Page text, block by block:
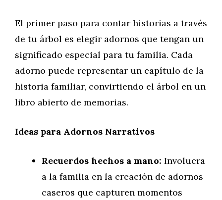
El primer paso para contar historias a través
de tu árbol es elegir adornos que tengan un
significado especial para tu familia. Cada
adorno puede representar un capítulo de la
historia familiar, convirtiendo el árbol en un
libro abierto de memorias.
Ideas para Adornos Narrativos
Recuerdos hechos a mano: Involucra
a la familia en la creación de adornos
caseros que capturen momentos